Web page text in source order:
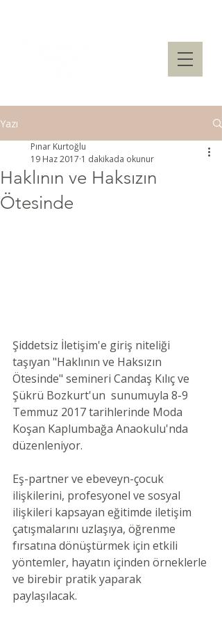
Yazı
Haklının ve Haksızın
Ötesinde
Pınar Kurtoğlu
19 Haz 2017 1 dakikada okunur
Şiddetsiz İletişim'e giriş niteliği
taşıyan "Haklının ve Haksızın
Ötesinde" semineri Candaş Kılıç ve
Şükrü Bozkurt'un  sunumuyla 8-9
Temmuz 2017 tarihlerinde Moda
Koşan Kaplumbağa Anaokulu'nda
düzenleniyor.
Eş-partner ve ebeveyn-çocuk
ilişkilerini, profesyonel ve sosyal
ilişkileri kapsayan eğitimde iletişim
çatışmalarını uzlaşıya, öğrenme
fırsatına dönüştürmek için etkili
yöntemler, hayatın içinden örneklerle
ve birebir pratik yaparak
paylaşılacak.